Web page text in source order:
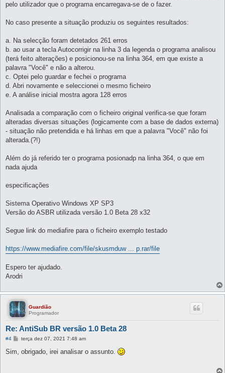
pelo utilizador que o programa encarregava-se de o fazer.
No caso presente a situação produziu os seguintes resultados:
a. Na selecção foram detetados 261 erros
b. ao usar a tecla Autocorrigir na linha 3 da legenda o programa analisou
(terá feito alterações) e posicionou-se na linha 364, em que existe a
palavra "Você" e não a alterou.
c. Optei pelo guardar e fechei o programa
d. Abri novamente e seleccionei o mesmo ficheiro
e. A análise inicial mostra agora 128 erros
Analisada a comparação com o ficheiro original verifica-se que foram
alteradas diversas situações (logicamente com a base de dados externa)
- situação não pretendida e há linhas em que a palavra "Você" não foi
alterada.(?!)
Além do já referido ter o programa posionadp na linha 364, o que em
nada ajuda
especificações
Sistema Operativo Windows XP SP3
Versão do ASBR utilizada versão 1.0 Beta 28 x32
Segue link do mediafire para o ficheiro exemplo testado
https://www.mediafire.com/file/skusmduw ... p.rar/file
Espero ter ajudado.
Arodri
Guardião
Programador
Re: AntiSub BR versão 1.0 Beta 28
#4
M
n
terça dez 07, 2021 7:48 am
Sim, obrigado, irei analisar o assunto.